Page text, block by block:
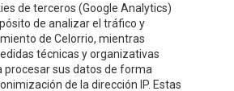
de terceros (Google Analytics)
de analizar el tráfico y
de Celorrio, mientras
técnicas y organizativas
procesar sus datos de forma
de la dirección IP. Estas